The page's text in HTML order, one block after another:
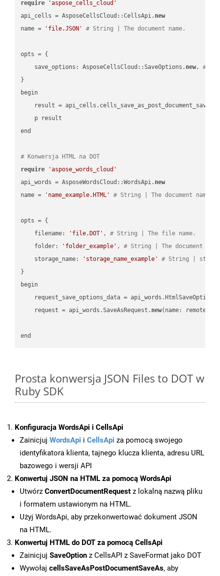
require
'aspose_cells_cloud'
api_cells = AsposeCellsCloud::CellsApi. new
name =
'file.JSON' # String | The document name.
opts = {
    save_options: AsposeCellsCloud::SaveOptions.
new, #
}
begin
result =
    p result
end
# Konwersja HTML na DOT
require
'aspose_words_cloud'
api_words = AsposeWordsCloud::WordsApi. new
name =
'name_example.HTML' # String | The document name.
opts = {
    filename:
'file.DOT' , # String | The file name.
    folder:
'folder_example' , # String | The document
    storage_name:
'storage_name_example'
# String |
}
begin
request_save_options_data =
    request = api_words.SaveAsRequest.
new(name:
Prosta konwersja JSON Files to DOT w
Ruby SDK
Konfiguracja WordsApi i CellsApi
Zainicjuj WordsApi i CellsApi za pomocą swojego
identyfikatora klienta, tajnego klucza klienta, adresu URL
bazowego i wersji API
Konwertuj JSON na HTML za pomocą WordsApi
Utwórz ConvertDocumentRequest z lokalną nazwą pliku
i formatem ustawionym na HTML.
Użyj WordsApi, aby przekonwertować dokument JSON
na HTML.
Konwertuj HTML do DOT za pomocą CellsApi
Zainicjuj SaveOption z CellsAPI z SaveFormat jako DOT
Wywołaj cellsSaveAsPostDocumentSaveAs, aby